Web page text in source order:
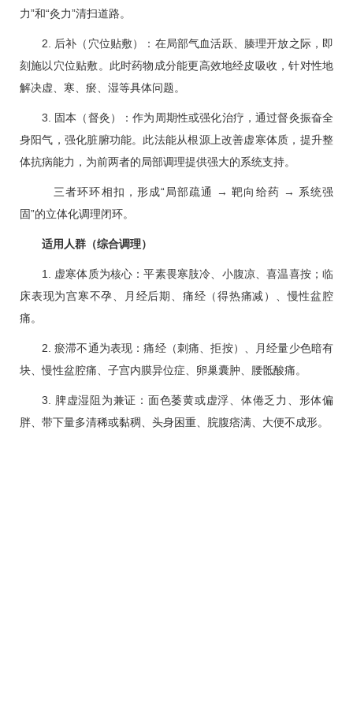
力”和“灸力”清扫道路。
2. 后补（穴位贴敷）：在局部气血活跃、腠理开放之际，即
刻施以穴位贴敷。此时药物成分能更高效地经皮吸收，针对性地
解决虚、寒、瘀、湿等具体问题。
3. 固本（督灸）：作为周期性或强化治疗，通过督灸振奋全
身阳气，强化脏腑功能。此法能从根源上改善虚寒体质，提升整
体抗病能力，为前两者的局部调理提供强大的系统支持。
三者环环相扣，形成“局部疏通 → 靶向给药 → 系统强
固”的立体化调理闭环。
适用人群（综合调理）
1. 虚寒体质为核心：平素畏寒肢冷、小腹凉、喜温喜按；临
床表现为宫寒不孕、月经后期、痛经（得热痛减）、慢性盆腔
痛。
2. 瘀滞不通为表现：痛经（刺痛、拒按）、月经量少色暗有
块、慢性盆腔痛、子宫内膜异位症、卵巢囊肿、腰骶酸痛。
3. 脾虚湿阻为兼证：面色萎黄或虚浮、体倦乏力、形体偏
胖、带下量多清稀或黏稠、头身困重、脘腹痞满、大便不成形。